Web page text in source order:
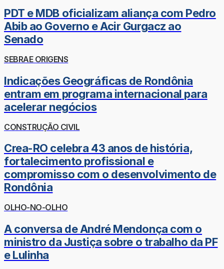
PDT e MDB oficializam aliança com Pedro
Abib ao Governo e Acir Gurgacz ao
Senado
SEBRAE ORIGENS
Indicações Geográficas de Rondônia
entram em programa internacional para
acelerar negócios
CONSTRUÇÃO CIVIL
Crea-RO celebra 43 anos de história,
fortalecimento profissional e
compromisso com o desenvolvimento de
Rondônia
OLHO-NO-OLHO
A conversa de André Mendonça com o
ministro da Justiça sobre o trabalho da PF
e Lulinha